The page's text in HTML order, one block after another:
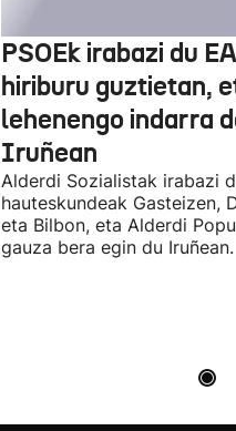
PSOEk irabazi du
hiriburu guztietan,
lehenengo indarra
Iruñean
Alderdi Sozialistak irabazi
hauteskundeak Gasteizen,
eta Bilbon, eta Alderdi
gauza bera egin du Iruñean.